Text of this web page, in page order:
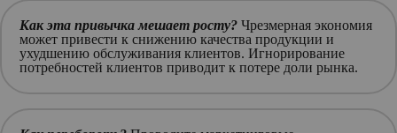
Как эта привычка мешает росту? Чрезмерная экономия
может привести к снижению качества продукции и
ухудшению обслуживания клиентов. Игнорирование
потребностей клиентов приводит к потере доли рынка.